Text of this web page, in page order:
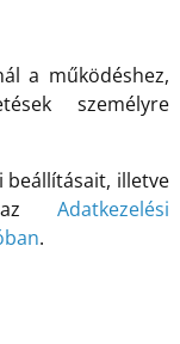
a működéshez,
személyre
illetve
azAdatkezelési
.